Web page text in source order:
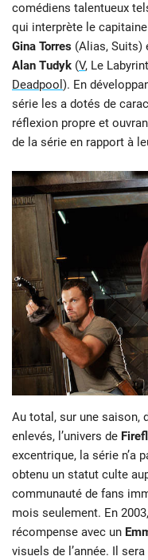
comédiens talentueux
qui interprète le
Gina Torres (Alias, Suits)
Alan Tudyk (V, Le
Deadpool ). En
série les a dotés de
réflexion propre et
de la série en rapport à
Au total, sur une saison,
enlevés, l’univers de
excentrique, la série n’a
obtenu un statut culte
communauté de fans
mois seulement. En
récompense avec un
visuels de l’année. Il sera